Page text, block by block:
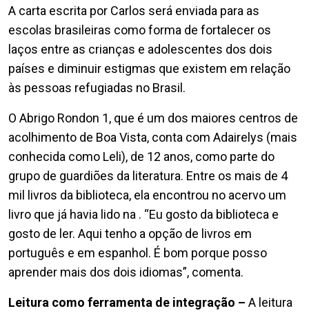
A carta escrita por Carlos será enviada para as
escolas brasileiras como forma de fortalecer os
laços entre as crianças e adolescentes dos dois
países e diminuir estigmas que existem em relação
às pessoas refugiadas no Brasil.
O Abrigo Rondon 1, que é um dos maiores centros de
acolhimento de Boa Vista, conta com Adairelys (mais
conhecida como Leli), de 12 anos, como parte do
grupo de guardiões da literatura. Entre os mais de 4
mil livros da biblioteca, ela encontrou no acervo um
livro que já havia lido na . “Eu gosto da biblioteca e
gosto de ler. Aqui tenho a opção de livros em
português e em espanhol. É bom porque posso
aprender mais dos dois idiomas”, comenta.
Leitura como ferramenta de integração – A leitura